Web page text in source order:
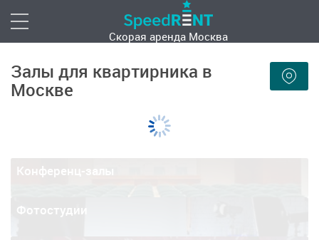
Скорая аренда Москва
Залы для квартирника в
Москве
Конференц-залы
Фотостудии